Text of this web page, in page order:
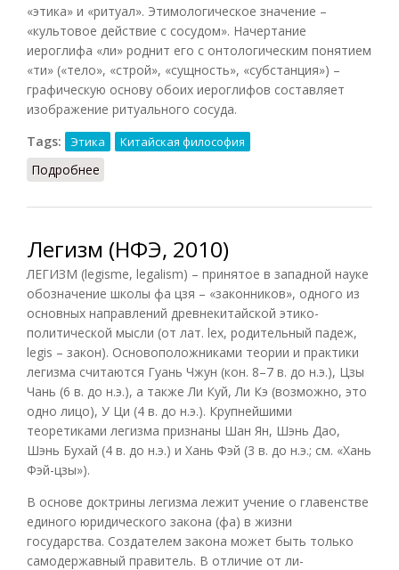
«этика» и «ритуал». Этимологическое значение –
«культовое действие с сосудом». Начертание
иероглифа «ли» роднит его с онтологическим понятием
«ти» («тело», «строй», «сущность», «субстанция») –
графическую основу обоих иероглифов составляет
изображение ритуального сосуда.
Tags:
Этика Китайская философия
Подробнее
Легизм (НФЭ, 2010)
ЛЕГИЗМ (legisme, legalism) – принятое в западной науке
обозначение школы фа цзя – «законников», одного из
основных направлений древнекитайской этико-
политической мысли (от лат. lex, родительный падеж,
legis – закон). Основоположниками теории и практики
легизма считаются Гуань Чжун (кон. 8–7 в. до н.э.), Цзы
Чань (6 в. до н.э.), а также Ли Куй, Ли Кэ (возможно, это
одно лицо), У Ци (4 в. до н.э.). Крупнейшими
теоретиками легизма признаны Шан Ян, Шэнь Дао,
Шэнь Бухай (4 в. до н.э.) и Хань Фэй (3 в. до н.э.; см. «Хань
Фэй-цзы»).
В основе доктрины легизма лежит учение о главенстве
единого юридического закона (фа) в жизни
государства. Создателем закона может быть только
самодержавный правитель. В отличие от ли-